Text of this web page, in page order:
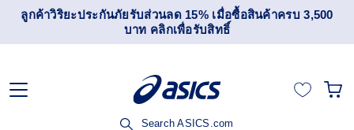
ลูกค้าวิริยะประกันภัยรับส่วนลด 15% เมื่อซื้อสินค้าครบ 3,500
บาท คลิกเพื่อรับสิทธิ์
Search ASICS.com